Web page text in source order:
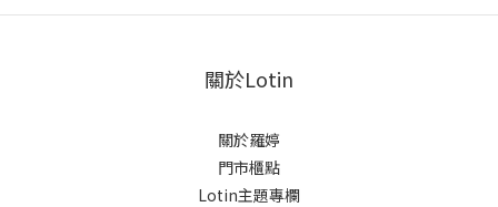
關於Lotin
關於羅婷
門市櫃點
Lotin主題專欄